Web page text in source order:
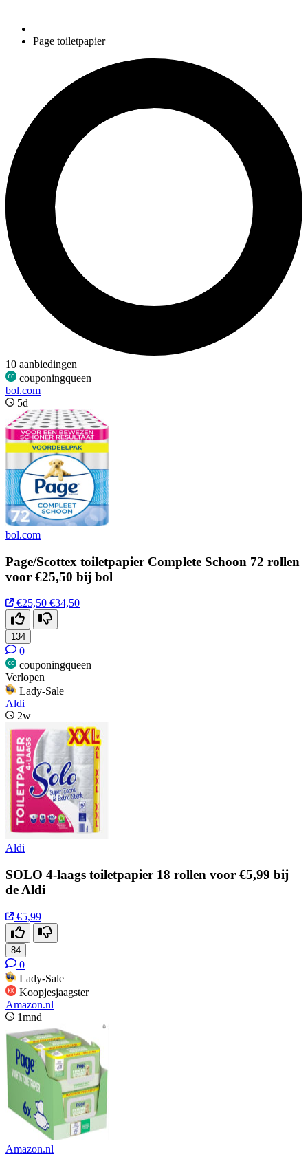
Page toiletpapier
10 aanbiedingen
couponingqueen
bol.com
5d
bol.com
Page/Scottex toiletpapier Complete Schoon 72 rollen
voor €25,50 bij bol
€25,50 €34,50
134
0
couponingqueen
Verlopen
Lady-Sale
Aldi
2w
Aldi
SOLO 4-laags toiletpapier 18 rollen voor €5,99 bij
de Aldi
€5,99
84
0
Lady-Sale
Koopjesjaagster
Amazon.nl
1mnd
Amazon.nl